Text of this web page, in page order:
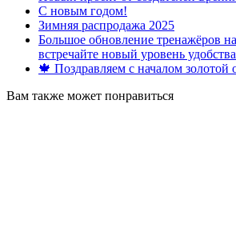
С новым годом!
Зимняя распродажа 2025
Большое обновление тренажёров
встречайте новый уровень
🍁 Поздравляем с началом золотой
Вам также может понравиться